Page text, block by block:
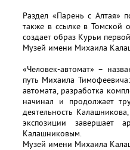
Раздел «Парень с Алтая»
также в ссылке в Томской
создает образ Курьи
Музей имени Михаила
«Человек-автомат» –
путь Михаила
автомата, разработка
начинал и продолжает
деятельность
экспозиции завершает
Калашниковым.
Музей имени Михаила